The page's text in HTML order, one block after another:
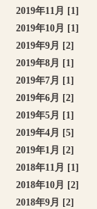
2019年11月 [1]
2019年10月 [1]
2019年9月 [2]
2019年8月 [1]
2019年7月 [1]
2019年6月 [2]
2019年5月 [1]
2019年4月 [5]
2019年1月 [2]
2018年11月 [1]
2018年10月 [2]
2018年9月 [2]